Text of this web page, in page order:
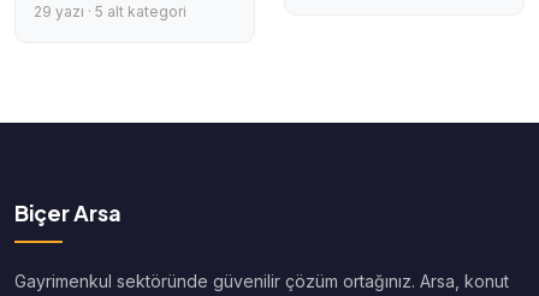
29 yazı · 5 alt kategori
Biçer Arsa
Gayrimenkul sektöründe güvenilir çözüm ortağınız. Arsa, konut